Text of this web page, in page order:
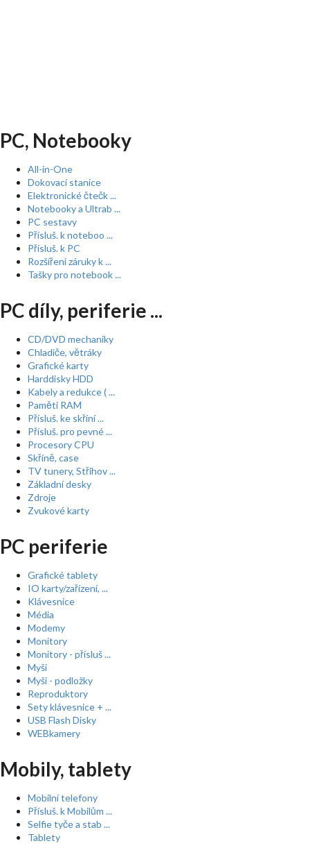
PC, Notebooky
All-in-One
Dokovací stanice
Elektronické čtečk ...
Notebooky a Ultrab ...
PC sestavy
Přísluš. k noteboo ...
Přísluš. k PC
Rozšíření záruky k ...
Tašky pro notebook ...
PC díly, periferie ...
CD/DVD mechaniky
Chladiče, větráky
Grafické karty
Harddisky HDD
Kabely a redukce ( ...
Paměti RAM
Přísluš. ke skříní ...
Přísluš. pro pevné ...
Procesory CPU
Skříně, case
TV tunery, Střihov ...
Základní desky
Zdroje
Zvukové karty
PC periferie
Grafické tablety
IO karty/zařízení, ...
Klávesnice
Média
Modemy
Monitory
Monitory - přísluš ...
Myši
Myši - podložky
Reproduktory
Sety klávesnice + ...
USB Flash Disky
WEBkamery
Mobily, tablety
Mobilní telefony
Přísluš. k Mobilům ...
Selfie tyče a stab ...
Tablety